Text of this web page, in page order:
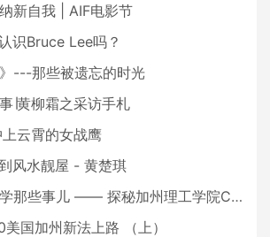
新自我 | AIF电影节
识Bruce Lee吗？
》---那些被遗忘的时光
∣黄柳霜之采访手札
上云霄的女战鹰
风水靓屋 - 黄楚琪
那些事儿 —— 探秘加州理工学院Caltech博士生活 [上集]
国加州新法上路 （上）